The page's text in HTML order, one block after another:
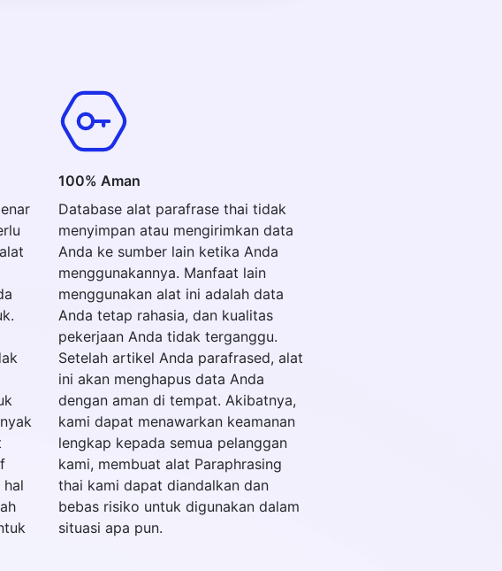
100% Aman
Database alat parafrase thai tidak
menyimpan atau mengirimkan data
Anda ke sumber lain ketika Anda
menggunakannya. Manfaat lain
menggunakan alat ini adalah data
Anda tetap rahasia, dan kualitas
pekerjaan Anda tidak terganggu.
Setelah artikel Anda parafrased, alat
ini akan menghapus data Anda
dengan aman di tempat. Akibatnya,
kami dapat menawarkan keamanan
lengkap kepada semua pelanggan
kami, membuat alat Paraphrasing
thai kami dapat diandalkan dan
bebas risiko untuk digunakan dalam
situasi apa pun.